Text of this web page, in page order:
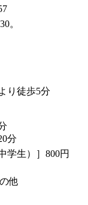
。
り徒歩5分
分
学生）］800円
他